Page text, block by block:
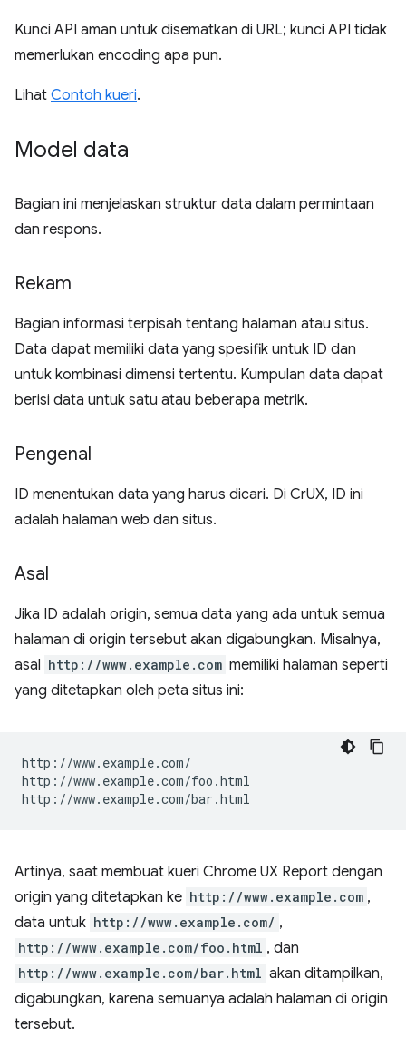
Kunci API aman untuk disematkan di URL; kunci API tidak
memerlukan encoding apa pun.
Lihat Contoh kueri.
Model data
Bagian ini menjelaskan struktur data dalam permintaan
dan respons.
Rekam
Bagian informasi terpisah tentang halaman atau situs.
Data dapat memiliki data yang spesifik untuk ID dan
untuk kombinasi dimensi tertentu. Kumpulan data dapat
berisi data untuk satu atau beberapa metrik.
Pengenal
ID menentukan data yang harus dicari. Di CrUX, ID ini
adalah halaman web dan situs.
Asal
Jika ID adalah origin, semua data yang ada untuk semua
halaman di origin tersebut akan digabungkan. Misalnya,
asal http://www.example.com memiliki halaman seperti
yang ditetapkan oleh peta situs ini:
http://www.example.com/
http://www.example.com/foo.html
Artinya, saat membuat kueri Chrome UX Report dengan
origin yang ditetapkan ke http://www.example.com ,
data untuk http://www.example.com/ ,
http://www.example.com/foo.html , dan
http://www.example.com/bar.html akan ditampilkan,
digabungkan, karena semuanya adalah halaman di origin
tersebut.